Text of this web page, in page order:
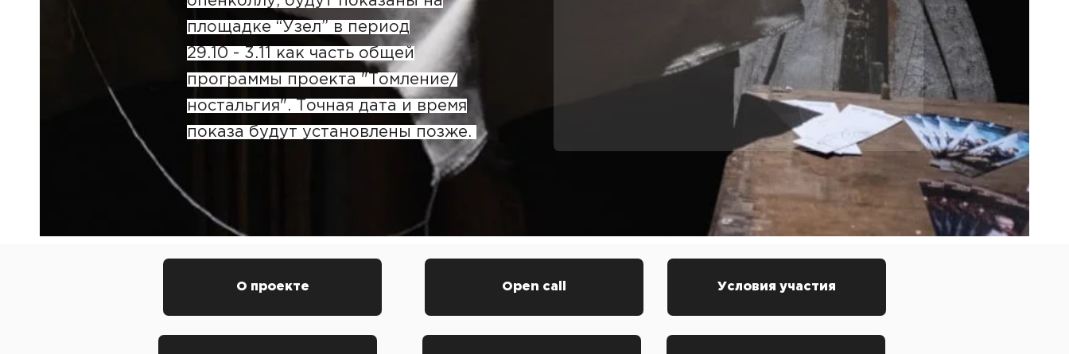
площадке “Узел” в период
29.10 - 3.11 как часть общей
программы проекта "Томление/
ностальгия". Точная дата и время
показа будут установлены позже.
О проекте Open call Условия участия